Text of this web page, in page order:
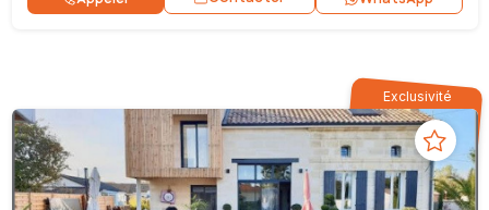
Exclusivité